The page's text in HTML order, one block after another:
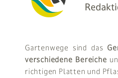
Gartenwege sind das
verschiedene Bereiche
richtigen Platten und